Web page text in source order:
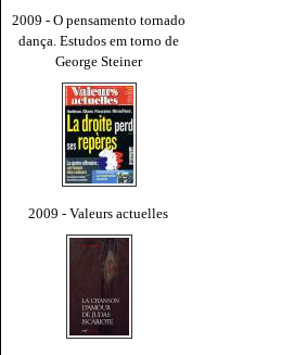
2009 - O pensamento tornado
dança. Estudos em torno de
George Steiner
2009 - Valeurs actuelles